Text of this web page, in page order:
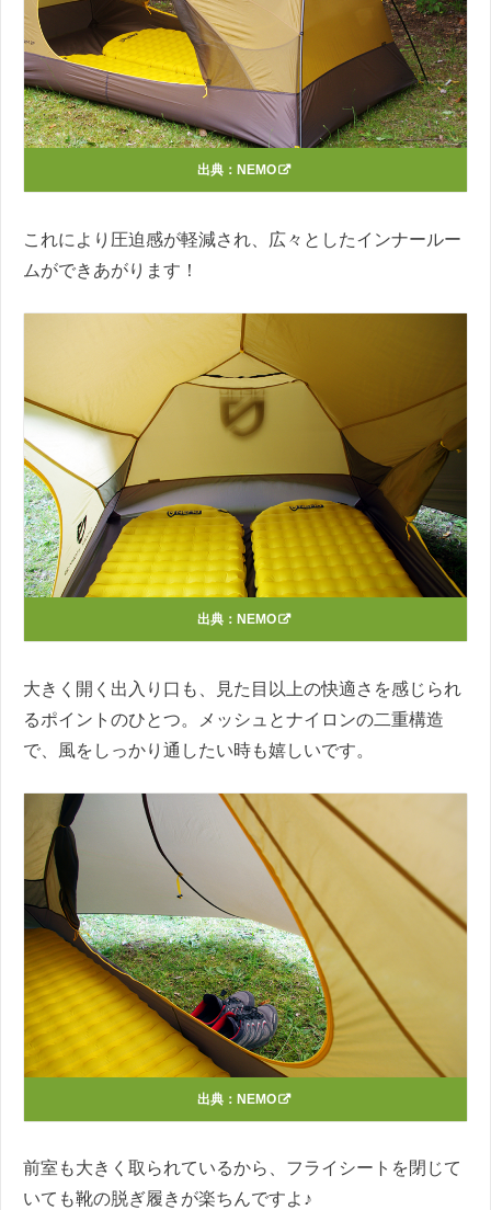
出典： NEMO
これにより圧迫感が軽減され、広々としたインナールー
ムができあがります！
出典： NEMO
大きく開く出入り口も、見た目以上の快適さを感じられ
るポイントのひとつ。メッシュとナイロンの二重構造
で、風をしっかり通したい時も嬉しいです。
出典： NEMO
前室も大きく取られているから、フライシートを閉じて
いても靴の脱ぎ履きが楽ちんですよ♪